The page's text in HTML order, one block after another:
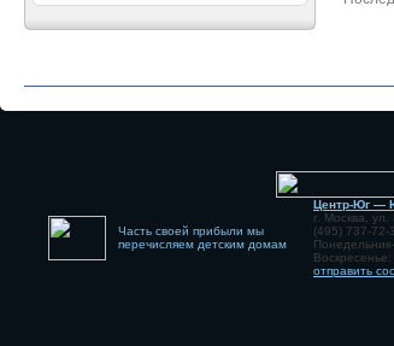
Часть своей прибыли мы
перечисляем детским домам
Центр-Юг —
г. Москва, ул.
(495) 737-72-
отправить